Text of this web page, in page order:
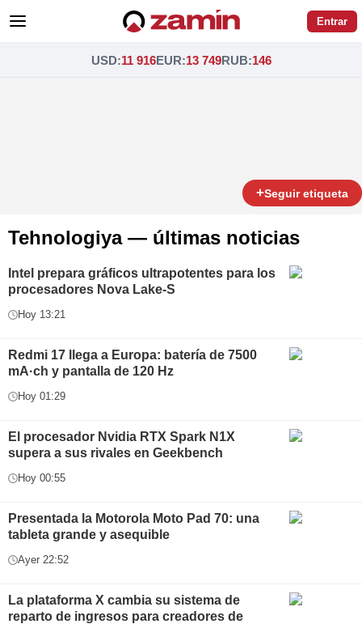
Entrar
USD:11 916EUR:13 749RUB:146
+Seguir etiqueta
Tehnologiya — últimas noticias
Intel prepara gráficos ultrapotentes para los
procesadores Nova Lake-S
Hoy 13:21
Redmi 17 llega a Europa: batería de 7500
mA·ch y pantalla de 120 Hz
Hoy 01:29
El procesador Nvidia RTX Spark N1X
supera a sus rivales en Geekbench
Hoy 00:55
Presentada la Motorola Moto Pad 70: una
tableta grande y asequible
Ayer 22:52
La plataforma X cambia su sistema de
reparto de ingresos para creadores de